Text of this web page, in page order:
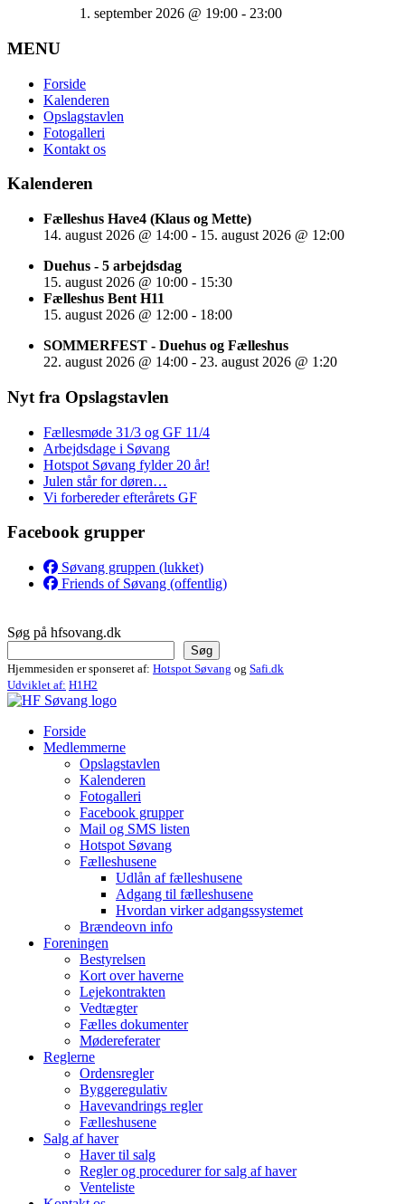
1. september 2026 @ 19:00 - 23:00
MENU
Forside
Kalenderen
Opslagstavlen
Fotogalleri
Kontakt os
Kalenderen
Fælleshus Have4 (Klaus og Mette)
14. august 2026 @ 14:00 - 15. august 2026 @ 12:00
Duehus - 5 arbejdsdag
15. august 2026 @ 10:00 - 15:30
Fælleshus Bent H11
15. august 2026 @ 12:00 - 18:00
SOMMERFEST - Duehus og Fælleshus
22. august 2026 @ 14:00 - 23. august 2026 @ 1:20
Nyt fra Opslagstavlen
Fællesmøde 31/3 og GF 11/4
Arbejdsdage i Søvang
Hotspot Søvang fylder 20 år!
Julen står for døren…
Vi forbereder efterårets GF
Facebook grupper
Søvang gruppen (lukket)
Friends of Søvang (offentlig)
Søg på hfsovang.dk
Søg
Hjemmesiden er sponseret af: Hotspot Søvang og Safi.dk
Udviklet af: H1H2
Forside
Medlemmerne
Opslagstavlen
Kalenderen
Fotogalleri
Facebook grupper
Mail og SMS listen
Hotspot Søvang
Fælleshusene
Udlån af fælleshusene
Adgang til fælleshusene
Hvordan virker adgangssystemet
Brændeovn info
Foreningen
Bestyrelsen
Kort over haverne
Lejekontrakten
Vedtægter
Fælles dokumenter
Mødereferater
Reglerne
Ordensregler
Byggeregulativ
Havevandrings regler
Fælleshusene
Salg af haver
Haver til salg
Regler og procedurer for salg af haver
Venteliste